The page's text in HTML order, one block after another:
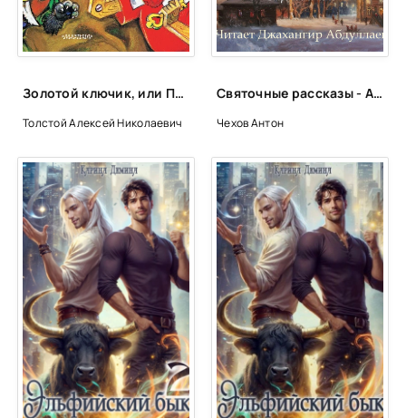
38
39
43
44
45
46
47
48
49
50
51
Золотой ключик, или Приключения Буратино - Алексей Толстой
Толстой Алексей Николаевич
Святочные рассказы - Антон Чехов
Чехов Антон